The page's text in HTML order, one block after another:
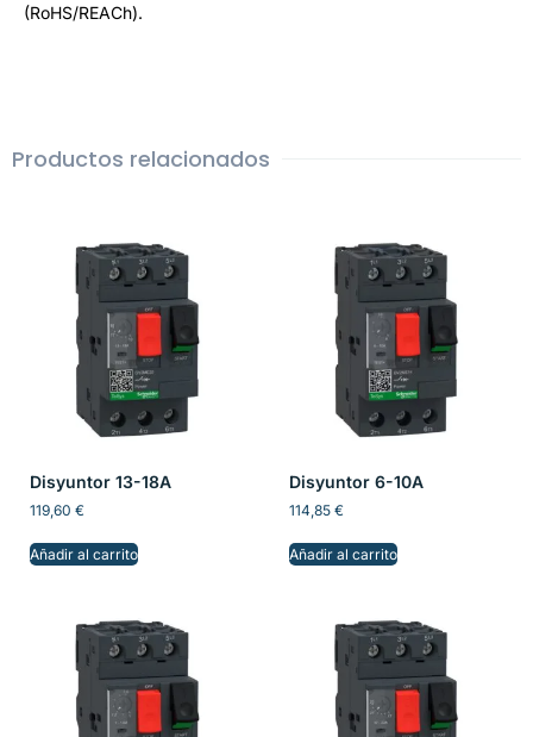
(RoHS/REACh).
Productos relacionados
Disyuntor 13-18A
119,60 €
Añadir al carrito
Disyuntor 6-10A
114,85 €
Añadir al carrito